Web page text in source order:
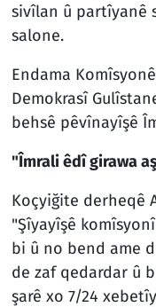
sivîlan û partîyanê
salone.
Endama
Demokrasî
behsê pêvînayîşê
"Îmrali êdî girawa
Koçyiğite derheqê
"Şîyayîşê
bi û no bend ame
de zaf qedardar û
şarê xo 7/24